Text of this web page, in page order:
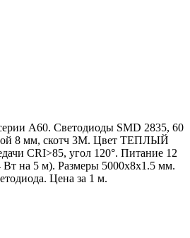
A60. Светодиоды SMD 2835, 60
8 мм, скотч 3M. Цвет ТЕПЛЫЙ
CRI>85, угол 120°. Питание 12
на 5 м). Размеры 5000x8x1.5 мм.
Цена за 1 м.